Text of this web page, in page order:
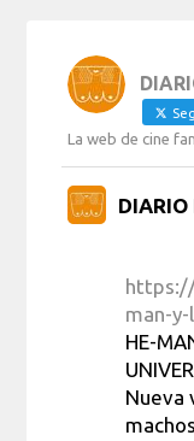
La web de cine
DIARIO
man-
HE-
Nueva